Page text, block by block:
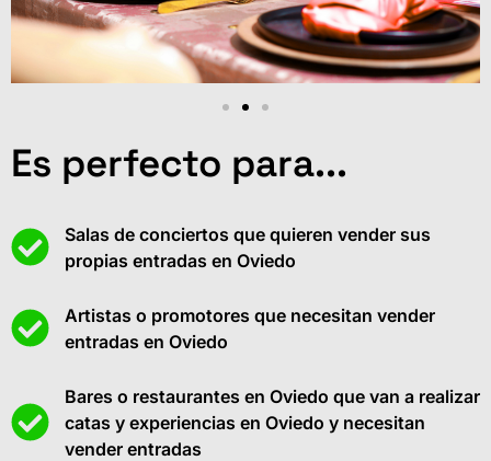
Es perfecto para...
Salas de conciertos que quieren vender sus
propias entradas en Oviedo
Artistas o promotores que necesitan vender
entradas en Oviedo
Bares o restaurantes en Oviedo que van a realizar
catas y experiencias en Oviedo y necesitan
vender entradas